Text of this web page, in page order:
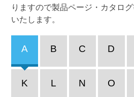
りますので製品ページ・カタロ
いたします。
A B C D
K L N O